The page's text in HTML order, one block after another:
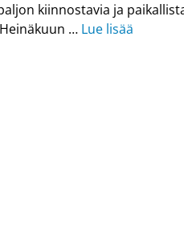
kiinnostavia ja
… Lue lisää